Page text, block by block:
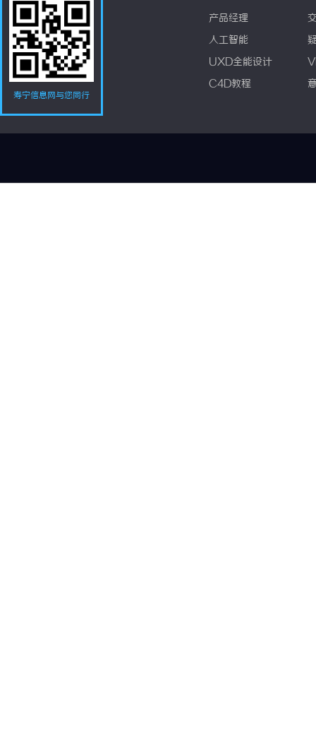
寿宁信息网与您同行
产品经理
人工智能
UXD全能设计
C4D教程